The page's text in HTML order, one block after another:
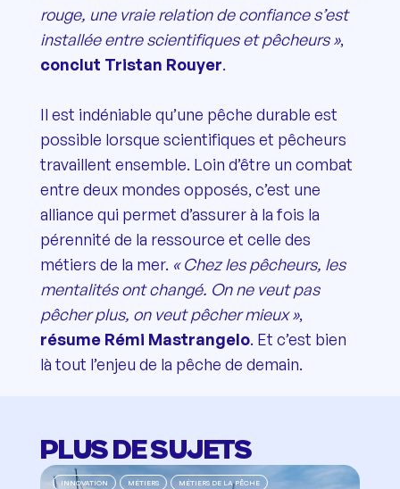
rouge, une vraie relation de confiance s’est
installée entre scientifiques et pêcheurs »,
conclut Tristan Rouyer.
Il est indéniable qu’une pêche durable est
possible lorsque scientifiques et pêcheurs
travaillent ensemble. Loin d’être un combat
entre deux mondes opposés, c’est une
alliance qui permet d’assurer à la fois la
pérennité de la ressource et celle des
métiers de la mer. « Chez les pêcheurs, les
mentalités ont changé. On ne veut pas
pêcher plus, on veut pêcher mieux »,
résume Rémi Mastrangelo. Et c’est bien
là tout l’enjeu de la pêche de demain.
PLUS DE SUJETS
INNOVATION MÉTIERS MÉTIERS DE LA PÊCHE